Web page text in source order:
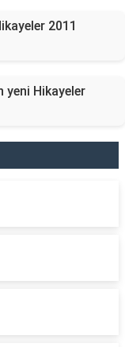
2011
yeni Hikayeler